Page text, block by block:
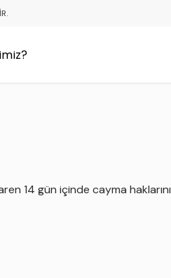
14 gün içinde cayma haklarını